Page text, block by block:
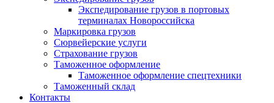
Экспедирование грузов в портовых
терминалах Новороссийска
Маркировка грузов
Сюрвейерские услуги
Страхование грузов
Таможенное оформление
Таможенное оформление спецтехники
Таможенный склад
Контакты